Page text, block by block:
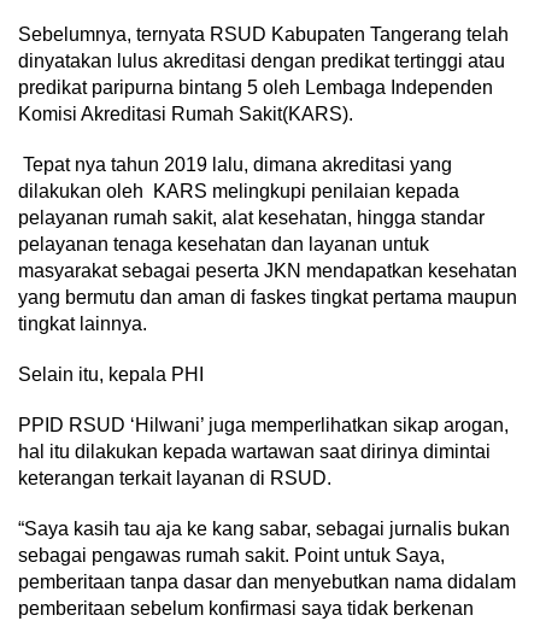
Sebelumnya, ternyata RSUD Kabupaten Tangerang telah
dinyatakan lulus akreditasi dengan predikat tertinggi atau
predikat paripurna bintang 5 oleh Lembaga Independen
Komisi Akreditasi Rumah Sakit(KARS).
Tepat nya tahun 2019 lalu, dimana akreditasi yang
dilakukan oleh KARS melingkupi penilaian kepada
pelayanan rumah sakit, alat kesehatan, hingga standar
pelayanan tenaga kesehatan dan layanan untuk
masyarakat sebagai peserta JKN mendapatkan kesehatan
yang bermutu dan aman di faskes tingkat pertama maupun
tingkat lainnya.
Selain itu, kepala PHI
PPID RSUD ‘Hilwani’ juga memperlihatkan sikap arogan,
hal itu dilakukan kepada wartawan saat dirinya dimintai
keterangan terkait layanan di RSUD.
“Saya kasih tau aja ke kang sabar, sebagai jurnalis bukan
sebagai pengawas rumah sakit. Point untuk Saya,
pemberitaan tanpa dasar dan menyebutkan nama didalam
pemberitaan sebelum konfirmasi saya tidak berkenan